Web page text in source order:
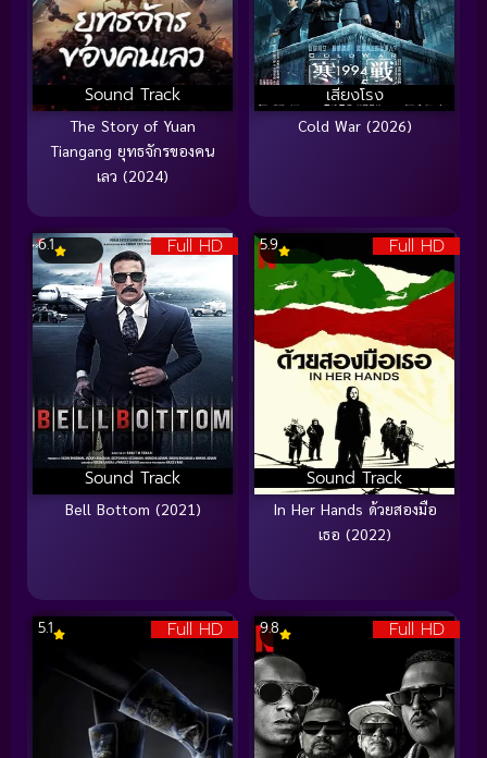
Sound Track
The Story of Yuan
Tiangang ยุทธจักรของคน
เลว (2024)
เสียงโรง
Cold War (2026)
Full HD
Sound Track
6.1
Bell Bottom (2021)
Full HD
Sound Track
5.9
In Her Hands ด้วยสองมือ
เธอ (2022)
Full HD
5.1 Full HD
9.8